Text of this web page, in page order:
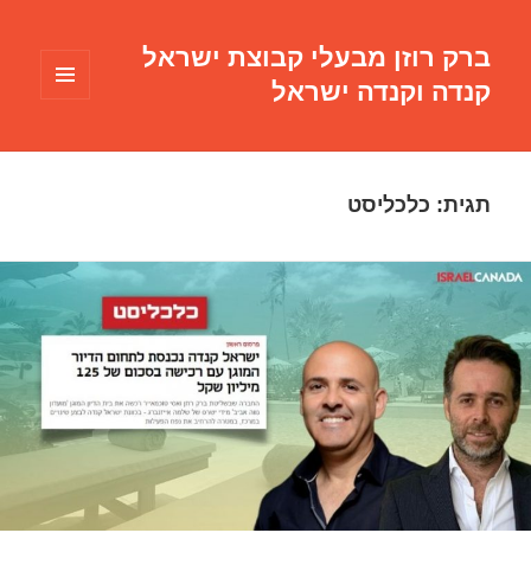
ברק רוזן מבעלי קבוצת ישראל
קנדה וקנדה ישראל
תגית: כלכליסט